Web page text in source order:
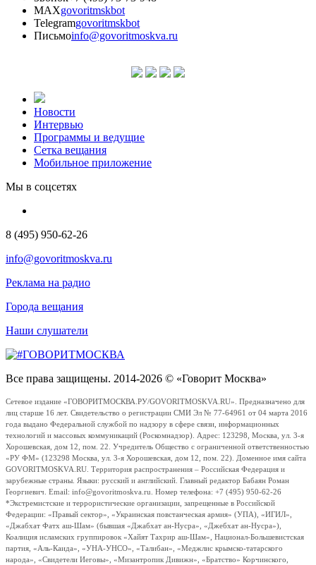
MAXgovoritmskbot
Telegramgovoritmskbot
Письмоinfo@govoritmoskva.ru
Новости
Интервью
Программы и ведущие
Сетка вещания
Мобильное приложение
Мы в соцсетях
8 (495) 950-62-26
info@govoritmoskva.ru
Реклама на радио
Города вещания
Наши слушатели
Все права защищены. 2014-2026 © «Говорит Москва»
Сетевое издание «ГОВОРИТМОСКВА.РУ/GOVORITMOSKVA.RU». Предназначено для
лиц старше 16 лет. Свидетельство о регистрации СМИ Эл № 77-64961 от 04 марта 2016
года выдано Федеральной службой по надзору в сфере связи, информационных
технологий и массовых коммуникаций (Роскомнадзор). Адрес: 123298, Москва, ул. 3-я
Хорошевская, дом 12, пом. 22. Учредитель Общество с ограниченной ответственностью
«РУ ФМ» (123298 Москва, ул. 3-я Хорошевская, дом 12, пом. 22). Доменное имя сайта
GOVORITMOSKVA.RU. Территория распространения – Российская Федерация и
зарубежные страны. Языки: русский и английский. Главный редактор Бабаян Роман
Георгиевич. Email: info@govoritmoskva.ru. Номер телефона: +7 (495) 950-62-26
*Экстремистские и террористические организации, запрещенные в Российской
Федерации: «Правый сектор», «Украинская повстанческая армия» (УПА), «ИГИЛ»,
«Джабхат Фатх аш-Шам» (бывшая «Джабхат ан-Нусра», «Джебхат ан-Нусра»),
Коалиция исламских группировок «Хайят Тахрир аш-Шам», Национал-Большевистская
партия, «Аль-Каида», «УНА-УНСО», «Талибан», «Меджлис крымско-татарского
народа», «Свидетели Иеговы», «Мизантропик Дивижн», «Братство» Корчинского,